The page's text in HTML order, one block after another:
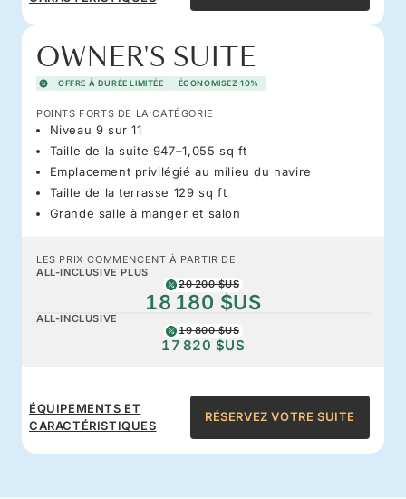
OWNER'S SUITE
OFFRE À DURÉE LIMITÉE ÉCONOMISEZ 10%
POINTS FORTS DE LA CATÉGORIE
Niveau 9 sur 11
Taille de la suite 947–1,055 sq ft
Emplacement privilégié au milieu du navire
Taille de la terrasse 129 sq ft
Grande salle à manger et salon
LES PRIX COMMENCENT À PARTIR DE
ALL-INCLUSIVE PLUS
20 200 $US
18 180 $US
ALL-INCLUSIVE
19 800 $US
17 820 $US
ÉQUIPEMENTS ET
CARACTÉRISTIQUES
RÉSERVEZ VOTRE SUITE